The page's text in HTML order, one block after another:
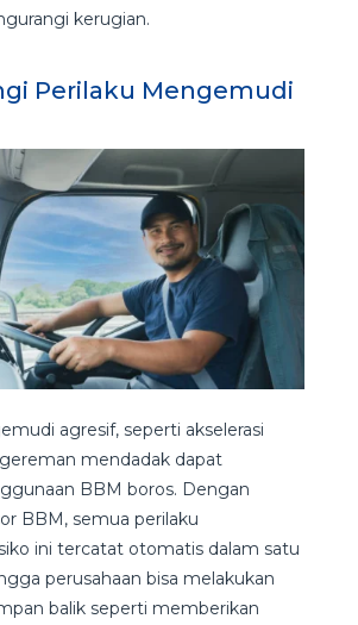
kerugian.
Perilaku Mengemudi
agresif, seperti akselerasi
mendadak dapat
BBM boros. Dengan
BBM, semua perilaku
ini tercatat otomatis dalam satu
perusahaan bisa melakukan
balik seperti memberikan